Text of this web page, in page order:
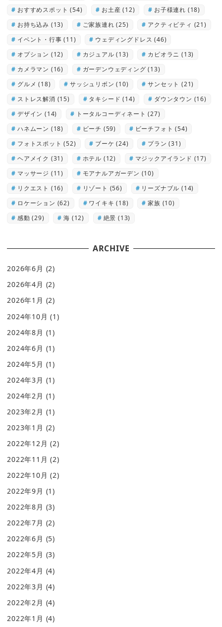
おすすめスポット (54) お土産 (12) お子様連れ (18)
お持ち込み (13) ご家族連れ (25) アクティビティ (21)
イベント・行事 (11) ウェディングドレス (46)
オプション (12) カジュアル (13) カピオラニ (13)
カメラマン (16) ガーデンウェディング (13)
グルメ (18) サッシュリボン (10) サンセット (21)
ストレス解消 (15) タキシード (14) ダウンタウン (16)
デザイン (14) トータルコーディネート (27)
ハネムーン (18) ビーチ (59) ビーチフォト (54)
フォトスポット (52) ブーケ (24) プラン (31)
ヘアメイク (31) ホテル (12) マジックアイランド (17)
マッサージ (11) モアナルアガーデン (10)
リクエスト (16) リゾート (56) リーズナブル (14)
ロケーション (62) ワイキキ (18) 家族 (10)
感動 (29) 海 (12) 絶景 (13)
ARCHIVE
2026年6月 (2)
2026年4月 (2)
2026年1月 (2)
2024年10月 (1)
2024年8月 (1)
2024年6月 (1)
2024年5月 (1)
2024年3月 (1)
2024年2月 (1)
2023年2月 (1)
2023年1月 (2)
2022年12月 (2)
2022年11月 (2)
2022年10月 (2)
2022年9月 (1)
2022年8月 (3)
2022年7月 (2)
2022年6月 (5)
2022年5月 (3)
2022年4月 (4)
2022年3月 (4)
2022年2月 (4)
2022年1月 (4)